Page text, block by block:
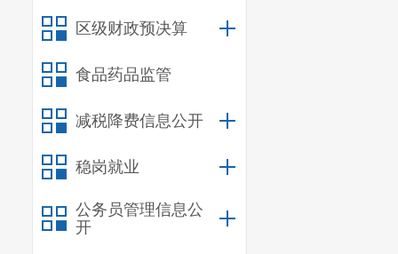
区级财政预决算
食品药品监管
减税降费信息公开
稳岗就业
公务员管理信息公
开